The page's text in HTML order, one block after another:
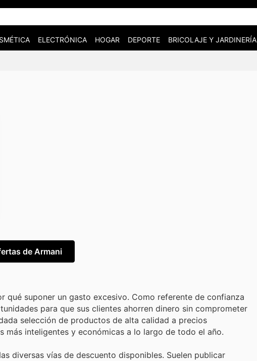
ELECTRÓNICA HOGAR DEPORTE BRICOLAJE Y JARDINERÍA
de Armani
qué suponer un gasto excesivo. Como referente de confianza
para que sus clientes ahorren dinero sin comprometer
selección de productos de alta calidad a precios
más inteligentes y económicas a lo largo de todo el año.
diversas vías de descuento disponibles. Suelen publicar